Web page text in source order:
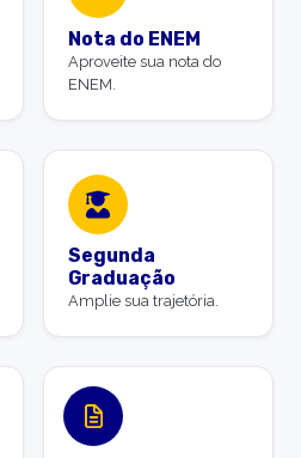
Nota do ENEM
Aproveite sua nota do
ENEM.
Segunda
Graduação
Amplie sua trajetória.